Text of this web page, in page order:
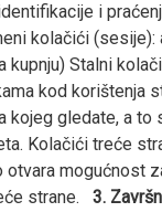
i
kolačići
Stalni
kod korištenja
gledate, a
Kolačići treće
otvara
strane. 3.